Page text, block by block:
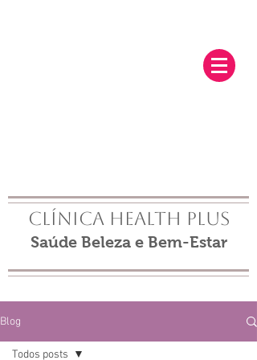
Clínica Health Plus
Saúde Beleza e Bem-Estar
Blog
Todos posts